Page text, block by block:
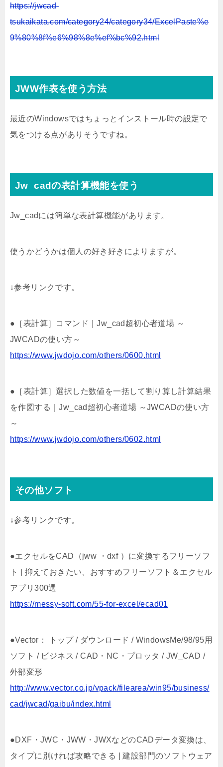
https://jwcad-
tsukaikata.com/category24/category34/ExcelPaste%e
9%80%8f%e6%98%8e%ef%bc%92.html
JWW作表を使う方法
最近のWindowsではちょっとインストール時の設定で
気をつける点がありそうですね。
Jw_cadの表計算機能を使う
Jw_cadには簡単な表計算機能があります。
使うかどうかは個人の好き好きによりますが。
↓参考リンクです。
●［表計算］コマンド｜Jw_cad超初心者道場 ～
JWCADの使い方～
https://www.jwdojo.com/others/0600.html
●［表計算］選択した数値を一括して割り算し計算結果
を作図する｜Jw_cad超初心者道場 ～JWCADの使い方
～
https://www.jwdojo.com/others/0602.html
その他ソフト
↓参考リンクです。
●エクセルをCAD（jww ・dxf ）に変換するフリーソフ
ト | 抑えておきたい、おすすめフリーソフト＆エクセル
アプリ300選
https://messy-soft.com/55-for-excel/ecad01
●Vector： トップ / ダウンロード / WindowsMe/98/95用
ソフト / ビジネス / CAD・NC・プロッタ / JW_CAD /
外部変形
http://www.vector.co.jp/vpack/filearea/win95/business/
cad/jwcad/gaibu/index.html
●DXF・JWC・JWW・JWXなどのCADデータ変換は、
タイプに別ければ攻略できる | 建設部門のソフトウェア